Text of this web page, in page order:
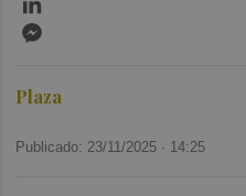
Plaza
Publicado: 23/11/2025 · 14:25